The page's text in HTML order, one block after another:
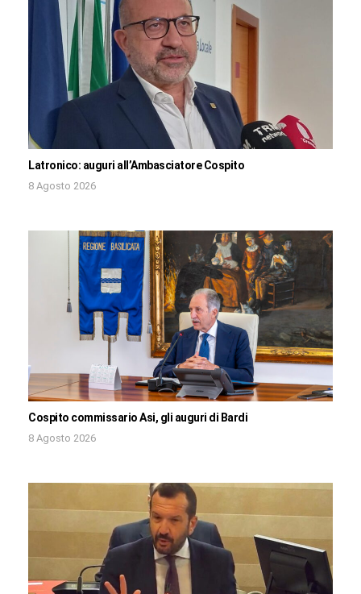
Latronico: auguri all’Ambasciatore Cospito
8 Agosto 2026
Cospito commissario Asi, gli auguri di Bardi
8 Agosto 2026